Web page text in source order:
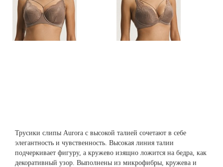
Трусики слипы Aurora с высокой талией сочетают в себе
элегантность и чувственность. Высокая линия талии
подчеркивает фигуру, а кружево изящно ложится на бедра, как
декоративный узор. Выполнены из микрофибры, кружева и